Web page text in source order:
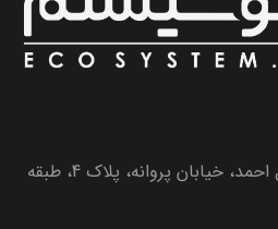
تهران، بزرگراه جلال آل احمد، خیابان پروانه، پلاک 4، طبقه